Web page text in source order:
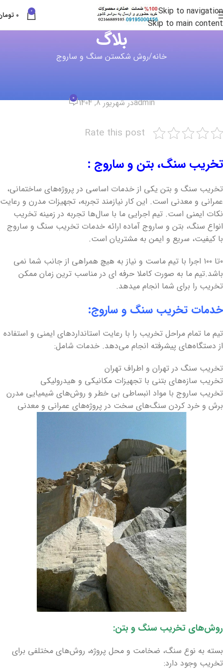
Skip to navigation
Skip to main content
0
0
بلاگ
خانه روش شکستن سنگ و ساروج
adminدر شهریور 8, 1404 0
Rate this post
تخریب سنگ، بتن و ساروج :
تخریب سنگ و بتن یکی از خدمات اساسی در پروژه‌های ساختمانی،
عمرانی و معدنی است. این کار نیازمند تجربه، تجهیزات مدرن و رعایت
نکات ایمنی است. تیم اجرایی ما با سال‌ها تجربه در زمینه تخریب
انواع سنگ، بتن و ساروج آماده ارائه خدمات تخریب سنگ و ساروج
با کیفیت، سریع و ایمن به مشتریان است.
۰تا ۱۰۰ اجرا با تیم ماست و نیاز به هیچ همراهی از جانب شما نمی
باشد.تیم ما به صورت کاملا حرفه ای در مناسب ترین زمان ممکن
تخریب را برای شما انجام میدهد.
خدمات تخریب سنگ و ساروج:
تیم ما تمام مراحل تخریب را با رعایت استانداردهای ایمنی و استفاده
از دستگاه‌های پیشرفته انجام می‌دهد. خدمات شامل:
تخریب سنگ در تهران و اطراف تهران
تخریب سازه‌های بتنی با تجهیزات مکانیکی و هیدرولیکی
تخریب ساروج با مواد انبساطی بی خطر و روش‌های شیمیایی مدرن
برش و خرد کردن سنگ‌های سخت در پروژه‌های عمرانی و معدنی
روش‌های تخریب سنگ و بتن:
بسته به نوع سنگ، ضخامت و محل پروژه، روش‌های مختلفی برای
تخریب وجود دارد: